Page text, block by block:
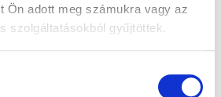
Ön adott meg számukra vagy az
szolgáltatásokból gyűjtöttek.